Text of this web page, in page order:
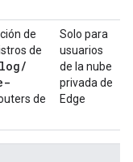
de
de
log/
de
Solo para
usuarios
de la nube
privada de
Edge